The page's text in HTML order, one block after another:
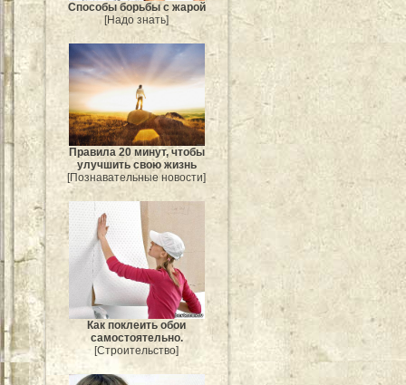
Способы борьбы с жарой
[Надо знать]
Правила 20 минут, чтобы
улучшить свою жизнь
[Познавательные новости]
Как поклеить обои
самостоятельно.
[Строительство]